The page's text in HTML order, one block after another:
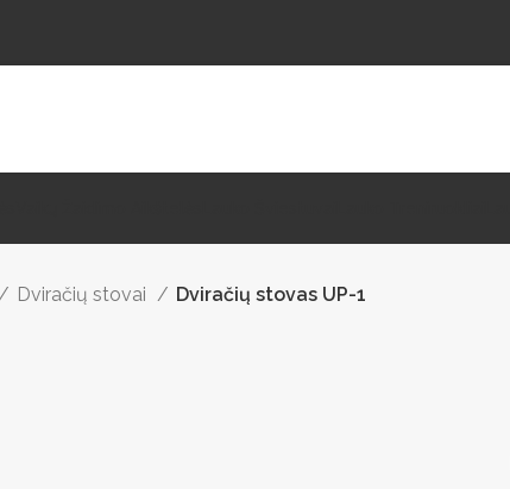
Dviračių stovai Dviračių stovas UP-1